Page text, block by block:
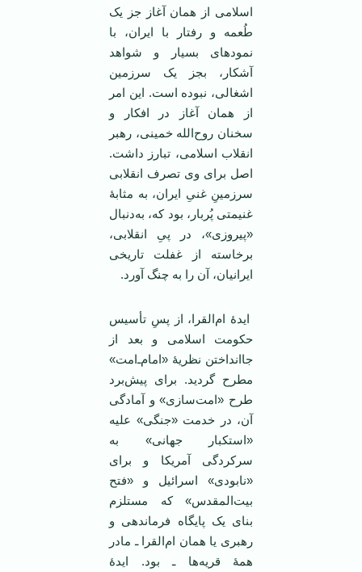
اسلامی از همان آغاز جز یک
طُعمه و رفتار با ایران، با
نمودهای بسیار و شواهد
آشکار، بجز یک سرزمین
اشغالی، نبوده است. ‌این امر
از همان آغاز در افکار و
سخنان روح‌الله خمینی، رهبر
انقلاب اسلامی، تبارز داشت.
اصل برای وی تصرف انقلابی
سرزمینِ غنیِ ایران، به مثابۀ
غنیمتی پُربار، بود که، به‌دنبال
«پیروزی»، در پیِ انقلابی،
برخاسته از غفلت تاریخی
ایرانیان، آن را به چنگ آورد.
ایدۀ ام‌القرا، از پسِ تأسیس
حکومت اسلامی و بعد از
جاانداختن نظریۀ «امام‌ـ‌امت»
مطرح گردید. برای پیش‌برد
طرح «امت‌سازی» و آمادگی
آن، در خدمت «جنگی» علیه
«استکبار جهانی» به
سرکردگی آمریکا و برای
«نابودی» اسرائیل و «فتح
بیت‌المقدس» که مستلزم
بنای یک پایگاه فرماندهی و
رهبری یا همان ام‌القرا ـ مادر
همۀ قریه‌ها ـ بود. ایدۀ